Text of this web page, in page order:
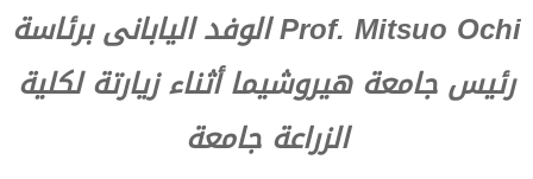
الوفد اليابانى برئاسة Prof. Mitsuo Ochi
رئيس جامعة هيروشيما أثناء زيارتة لكلية
الزراعة جامعة